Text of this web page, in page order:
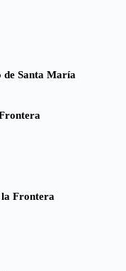
de Santa María
la Frontera